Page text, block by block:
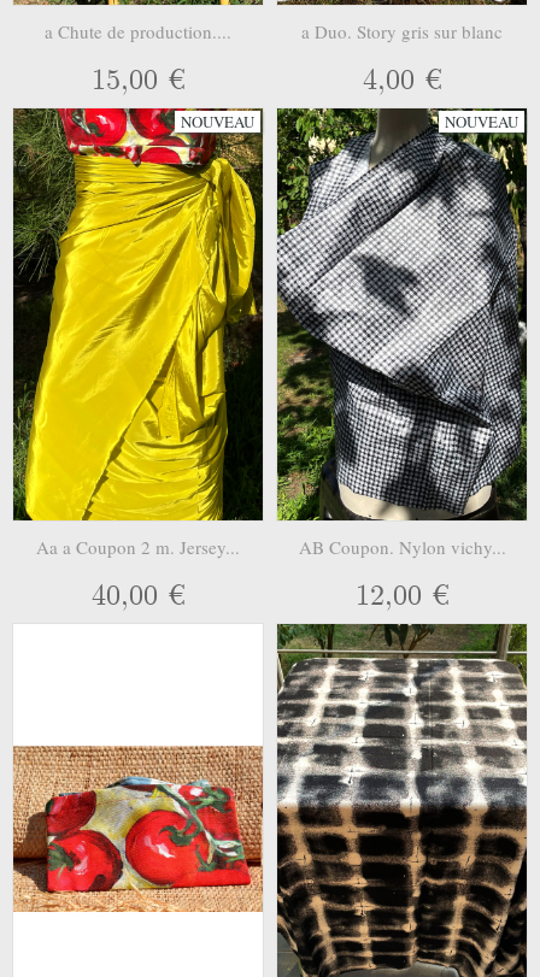
a Chute de production....
15,00 €
a Duo. Story gris sur blanc
4,00 €
NOUVEAU
Aa a Coupon 2 m. Jersey...
40,00 €
NOUVEAU
AB Coupon. Nylon vichy...
12,00 €